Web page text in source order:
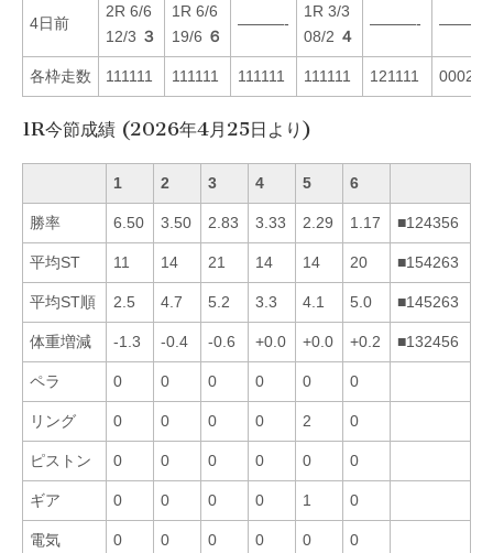
4日前
2R 6/6
12/3 ３
1R 6/6
19/6 ６
———-
1R 3/3
08/2 ４
———- ———-
各枠走数 111111 111111 111111 111111 121111 000222
1R今節成績 (2026年4月25日より)
1 2 3 4 5 6
勝率 6.50 3.50 2.83 3.33 2.29 1.17 ■124356
平均ST 11 14 21 14 14 20 ■154263
平均ST順 2.5 4.7 5.2 3.3 4.1 5.0 ■145263
体重増減 -1.3 -0.4 -0.6 +0.0 +0.0 +0.2 ■132456
ペラ 0 0 0 0 0 0
リング 0 0 0 0 2 0
ピストン 0 0 0 0 0 0
ギア 0 0 0 0 1 0
電気 0 0 0 0 0 0